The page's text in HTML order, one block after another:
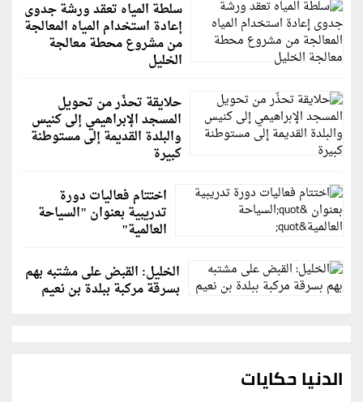
سلطة المياه تعقد ورشة جدوى
إعادة استخدام المياه المعالجة
من مشروع محطة معالجة
الخليل
حلايقة تحذّر من تحويل
المسجد الإبراهيمي إلى كنيس
والبلدة القديمة إلى مستوطنة
كبيرة
اختتام فعاليات دورة
تدريبية بعنوان "السياحة
العالمية"
الخليل: القبض على مشتبه بهم
بسرقة مركبة ببلدة بن نعيم
الدنيا حكايات